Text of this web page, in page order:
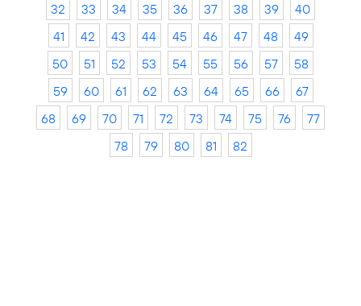
32
33 34 35 36 37 38 39
40
41
42 43 44 45 46 47 48
49
50
51 52 53 54 55 56 57
58
59
60 61 62 63 64 65 66
67
68
69 70 71 72 73 74 75 76
77
78
79 80 81 82